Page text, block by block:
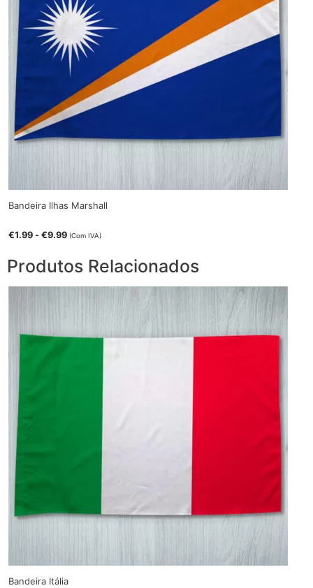
Bandeira Ilhas Marshall
€1.99 -€9.99 (Com IVA)
Produtos Relacionados
Bandeira Itália